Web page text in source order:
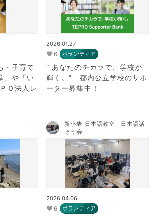
・子育て
や「い
Ｏ法人レ
2026.01.27
6 ボランティア
” あなたのチカラで、学校が
輝く。” 都内公立学校のサポ
ーター募集中！
新小岩 日本語教室 日本語話
そう会
2026.04.06
6 ボランティア